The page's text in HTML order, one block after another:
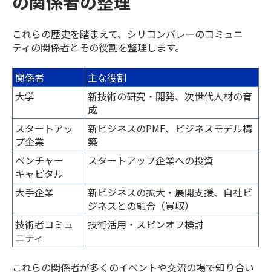
これらの歴史を踏まえて、シリコンバレーのコミュニ
ティの関係者とその役割を整理します。
関係者
主な役割
大学
新技術の研究・開発、次世代人材の育
成
スタートアッ
プ企業
新ビジネスのPMF、ビジネスモデル構
築
ベンチャー
キャピタル
スタートアップ企業への投資
大手企業
新ビジネスの拡大・展開支援、自社ビ
ジネスとの融合（買収）
技術者コミュ
ニティ
技術活用・スピンオフ検討
これらの関係者が多くのイベントや交流の場で知り合い